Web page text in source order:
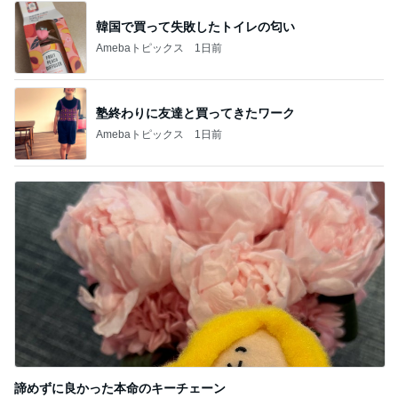
韓国で買って失敗したトイレの匂い
Amebaトピックス 1日前
塾終わりに友達と買ってきたワーク
Amebaトピックス 1日前
諦めずに良かった本命のキーチェーン